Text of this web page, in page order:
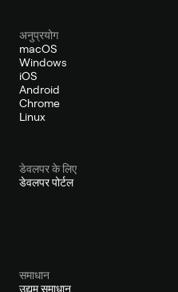
अनुप्रयोग
macOS
Windows
iOS
Android
Chrome
Linux
डेवलपर के लिए
डेवलपर पोर्टल
समाधान
उद्यम समाधान